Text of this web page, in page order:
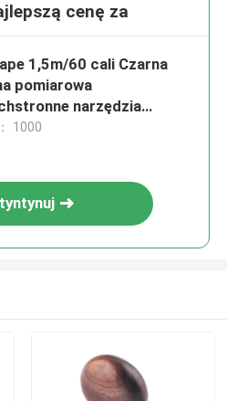
cenę za
1,5m/60 cali Czarna
pomiarowa
narzędzia
Automatyczny ABS
1000